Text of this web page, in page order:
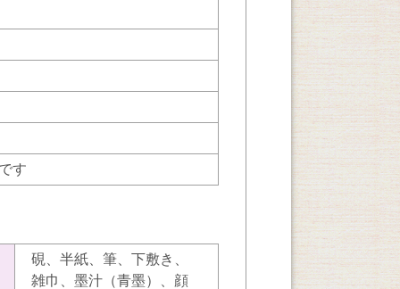
す
硯、半紙、筆、下敷き、
雑巾、墨汁（青墨）、顔